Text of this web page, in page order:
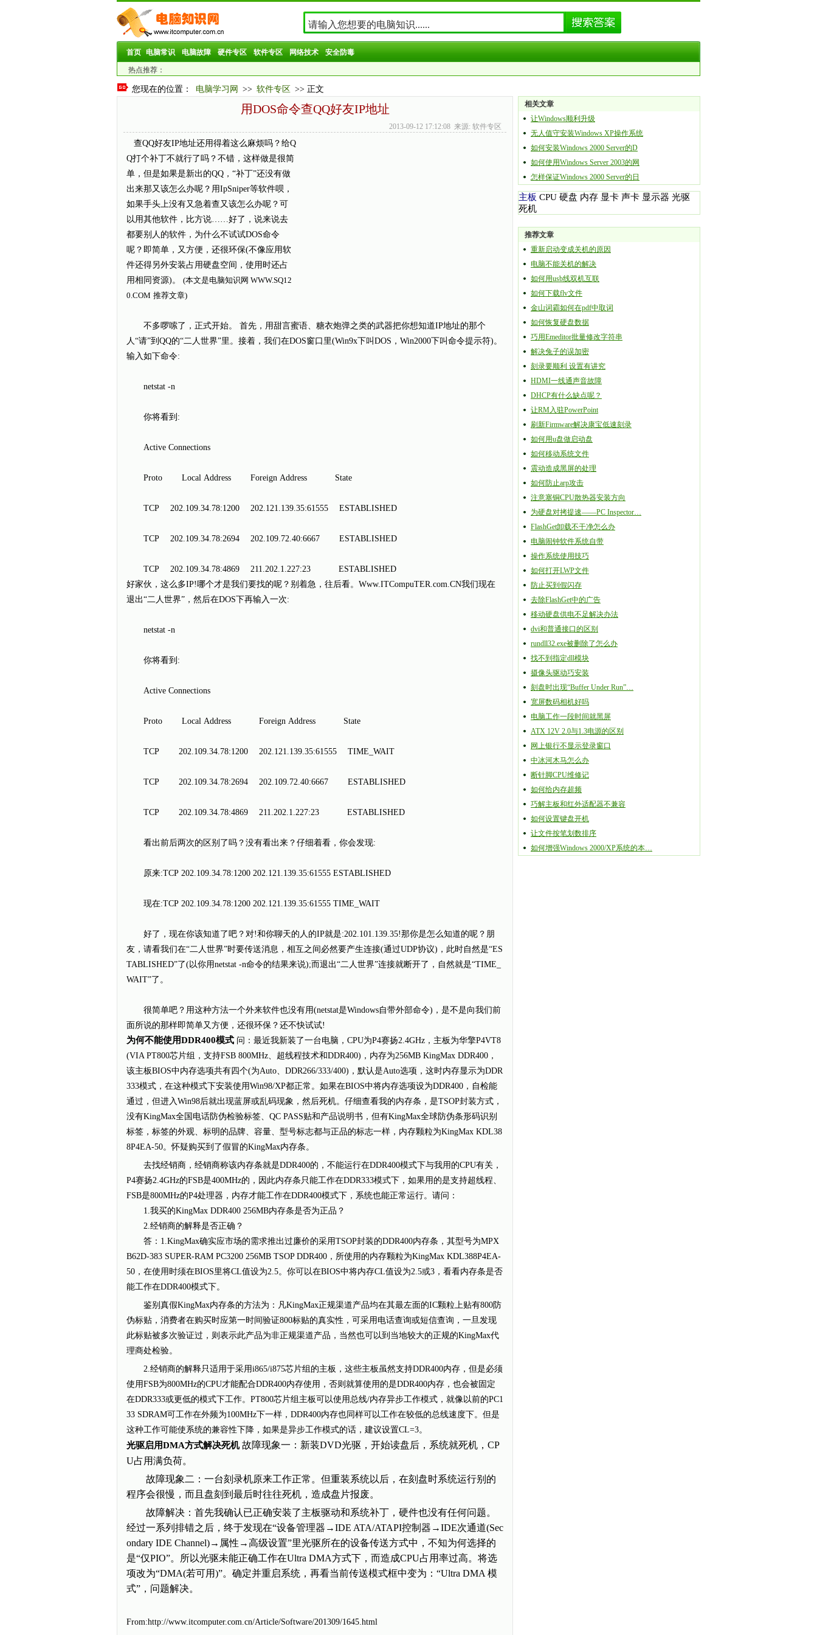
首页 电脑常识 电脑故障 硬件专区 软件专区 网络技术 安全防毒
热点推荐：
您现在的位置： 电脑学习网 >> 软件专区 >> 正文
用DOS命令查QQ好友IP地址
2013-09-12 17:12:08 来源: 软件专区
查QQ好友IP地址还用得着这么麻烦吗？给Q
Q打个补丁不就行了吗？不错，这样做是很简
单，但是如果是新出的QQ，“补丁”还没有做
出来那又该怎么办呢？用IpSniper等软件呗，
如果手头上没有又急着查又该怎么办呢？可
以用其他软件，比方说……好了，说来说去
都要别人的软件，为什么不试试DOS命令
呢？即简单，又方便，还很环保(不像应用软
件还得另外安装占用硬盘空间，使用时还占
用相同资源)。 (本文是电脑知识网 WWW.SQ12
0.COM 推荐文章)
不多啰嗦了，正式开始。 首先，用甜言蜜语、糖衣炮弹之类的武器把你想知道IP地址的那个
人“请”到QQ的“二人世界”里。接着，我们在DOS窗口里(Win9x下叫DOS，Win2000下叫命令提示符)。
输入如下命令:
netstat -n
你将看到:
Active Connections
Proto Local Address Foreign Address State
TCP 202.109.34.78:1200 202.121.139.35:61555 ESTABLISHED
TCP 202.109.34.78:2694 202.109.72.40:6667 ESTABLISHED
TCP 202.109.34.78:4869 211.202.1.227:23 ESTABLISHED
好家伙，这么多IP!哪个才是我们要找的呢？别着急，往后看。Www.ITCompuTER.com.CN我们现在
退出“二人世界”，然后在DOS下再输入一次:
netstat -n
你将看到:
Active Connections
Proto Local Address Foreign Address State
TCP 202.109.34.78:1200 202.121.139.35:61555 TIME_WAIT
TCP 202.109.34.78:2694 202.109.72.40:6667 ESTABLISHED
TCP 202.109.34.78:4869 211.202.1.227:23 ESTABLISHED
看出前后两次的区别了吗？没有看出来？仔细着看，你会发现:
原来:TCP 202.109.34.78:1200 202.121.139.35:61555 ESTABLISHED
现在:TCP 202.109.34.78:1200 202.121.139.35:61555 TIME_WAIT
好了，现在你该知道了吧？对!和你聊天的人的IP就是:202.101.139.35!那你是怎么知道的呢？朋
友，请看我们在“二人世界”时要传送消息，相互之间必然要产生连接(通过UDP协议)，此时自然是“ES
TABLISHED”了(以你用netstat -n命令的结果来说);而退出“二人世界”连接就断开了，自然就是“TIME_
WAIT”了。
很简单吧？用这种方法一个外来软件也没有用(netstat是Windows自带外部命令)，是不是向我们前
面所说的那样即简单又方便，还很环保？还不快试试!
为何不能使用DDR400模式 问：最近我新装了一台电脑，CPU为P4赛扬2.4GHz，主板为华擎P4VT8
(VIA PT800芯片组，支持FSB 800MHz、超线程技术和DDR400)，内存为256MB KingMax DDR400，
该主板BIOS中内存选项共有四个(为Auto、DDR266/333/400)，默认是Auto选项，这时内存显示为DDR
333模式，在这种模式下安装使用Win98/XP都正常。如果在BIOS中将内存选项设为DDR400，自检能
通过，但进入Win98后就出现蓝屏或乱码现象，然后死机。仔细查看我的内存条，是TSOP封装方式，
没有KingMax全国电话防伪检验标签、QC PASS贴和产品说明书，但有KingMax全球防伪条形码识别
标签，标签的外观、标明的品牌、容量、型号标志都与正品的标志一样，内存颗粒为KingMax KDL38
8P4EA-50。怀疑购买到了假冒的KingMax内存条。
去找经销商，经销商称该内存条就是DDR400的，不能运行在DDR400模式下与我用的CPU有关，
P4赛扬2.4GHz的FSB是400MHz的，因此内存条只能工作在DDR333模式下，如果用的是支持超线程、
FSB是800MHz的P4处理器，内存才能工作在DDR400模式下，系统也能正常运行。请问：
1.我买的KingMax DDR400 256MB内存条是否为正品？
2.经销商的解释是否正确？
答：1.KingMax确实应市场的需求推出过廉价的采用TSOP封装的DDR400内存条，其型号为MPX
B62D-383 SUPER-RAM PC3200 256MB TSOP DDR400，所使用的内存颗粒为KingMax KDL388P4EA-
50，在使用时须在BIOS里将CL值设为2.5。你可以在BIOS中将内存CL值设为2.5或3，看看内存条是否
能工作在DDR400模式下。
鉴别真假KingMax内存条的方法为：凡KingMax正规渠道产品均在其最左面的IC颗粒上贴有800防
伪标贴，消费者在购买时应第一时间验证800标贴的真实性，可采用电话查询或短信查询，一旦发现
此标贴被多次验证过，则表示此产品为非正规渠道产品，当然也可以到当地较大的正规的KingMax代
理商处检验。
2.经销商的解释只适用于采用i865/i875芯片组的主板，这些主板虽然支持DDR400内存，但是必须
使用FSB为800MHz的CPU才能配合DDR400内存使用，否则就算使用的是DDR400内存，也会被固定
在DDR333或更低的模式下工作。PT800芯片组主板可以使用总线/内存异步工作模式，就像以前的PC1
33 SDRAM可工作在外频为100MHz下一样，DDR400内存也同样可以工作在较低的总线速度下。但是
这种工作可能使系统的兼容性下降，如果是异步工作模式的话，建议设置CL=3。
光驱启用DMA方式解决死机 故障现象一：新装DVD光驱，开始读盘后，系统就死机，CP
U占用满负荷。
故障现象二：一台刻录机原来工作正常。但重装系统以后，在刻盘时系统运行别的
程序会很慢，而且盘刻到最后时往往死机，造成盘片报废。
故障解决：首先我确认已正确安装了主板驱动和系统补丁，硬件也没有任何问题。
经过一系列排错之后，终于发现在“设备管理器→IDE ATA/ATAPI控制器→IDE次通道(Sec
ondary IDE Channel)→属性→高级设置”里光驱所在的设备传送方式中，不知为何选择的
是“仅PIO”。所以光驱未能正确工作在Ultra DMA方式下，而造成CPU占用率过高。将选
项改为“DMA(若可用)”。确定并重启系统，再看当前传送模式框中变为：“Ultra DMA 模
式”，问题解决。
From:http://www.itcomputer.com.cn/Article/Software/201309/1645.html
相关文章
让Windows顺利升级
无人值守安装Windows XP操作系统
如何安装Windows 2000 Server的D
如何使用Windows Server 2003的网
怎样保证Windows 2000 Server的日
主板 CPU 硬盘 内存 显卡 声卡 显示器 光驱
死机
推荐文章
重新启动变成关机的原因
电脑不能关机的解决
如何用usb线双机互联
如何下载flv文件
金山词霸如何在pdf中取词
如何恢复硬盘数据
巧用Emeditor批量修改字符串
解决兔子的误加密
刻录要顺利 设置有讲究
HDMI一线通声音故障
DHCP有什么缺点呢？
让RM入驻PowerPoint
刷新Firmware解决康宝低速刻录
如何用u盘做启动盘
如何移动系统文件
震动造成黑屏的处理
如何防止arp攻击
注意塞铜CPU散热器安装方向
为硬盘对拷提速——PC Inspector…
FlashGet卸载不干净怎么办
电脑闹钟软件系统自带
操作系统使用技巧
如何打开LWP文件
防止买到假闪存
去除FlashGet中的广告
移动硬盘供电不足解决办法
dvi和普通接口的区别
rundll32.exe被删除了怎么办
找不到指定dll模块
摄像头驱动巧安装
刻盘时出现“Buffer Under Run”…
宽屏数码相机好吗
电脑工作一段时间就黑屏
ATX 12V 2.0与1.3电源的区别
网上银行不显示登录窗口
中冰河木马怎么办
断针脚CPU维修记
如何给内存超频
巧解主板和红外适配器不兼容
如何设置键盘开机
让文件按笔划数排序
如何增强Windows 2000/XP系统的本…